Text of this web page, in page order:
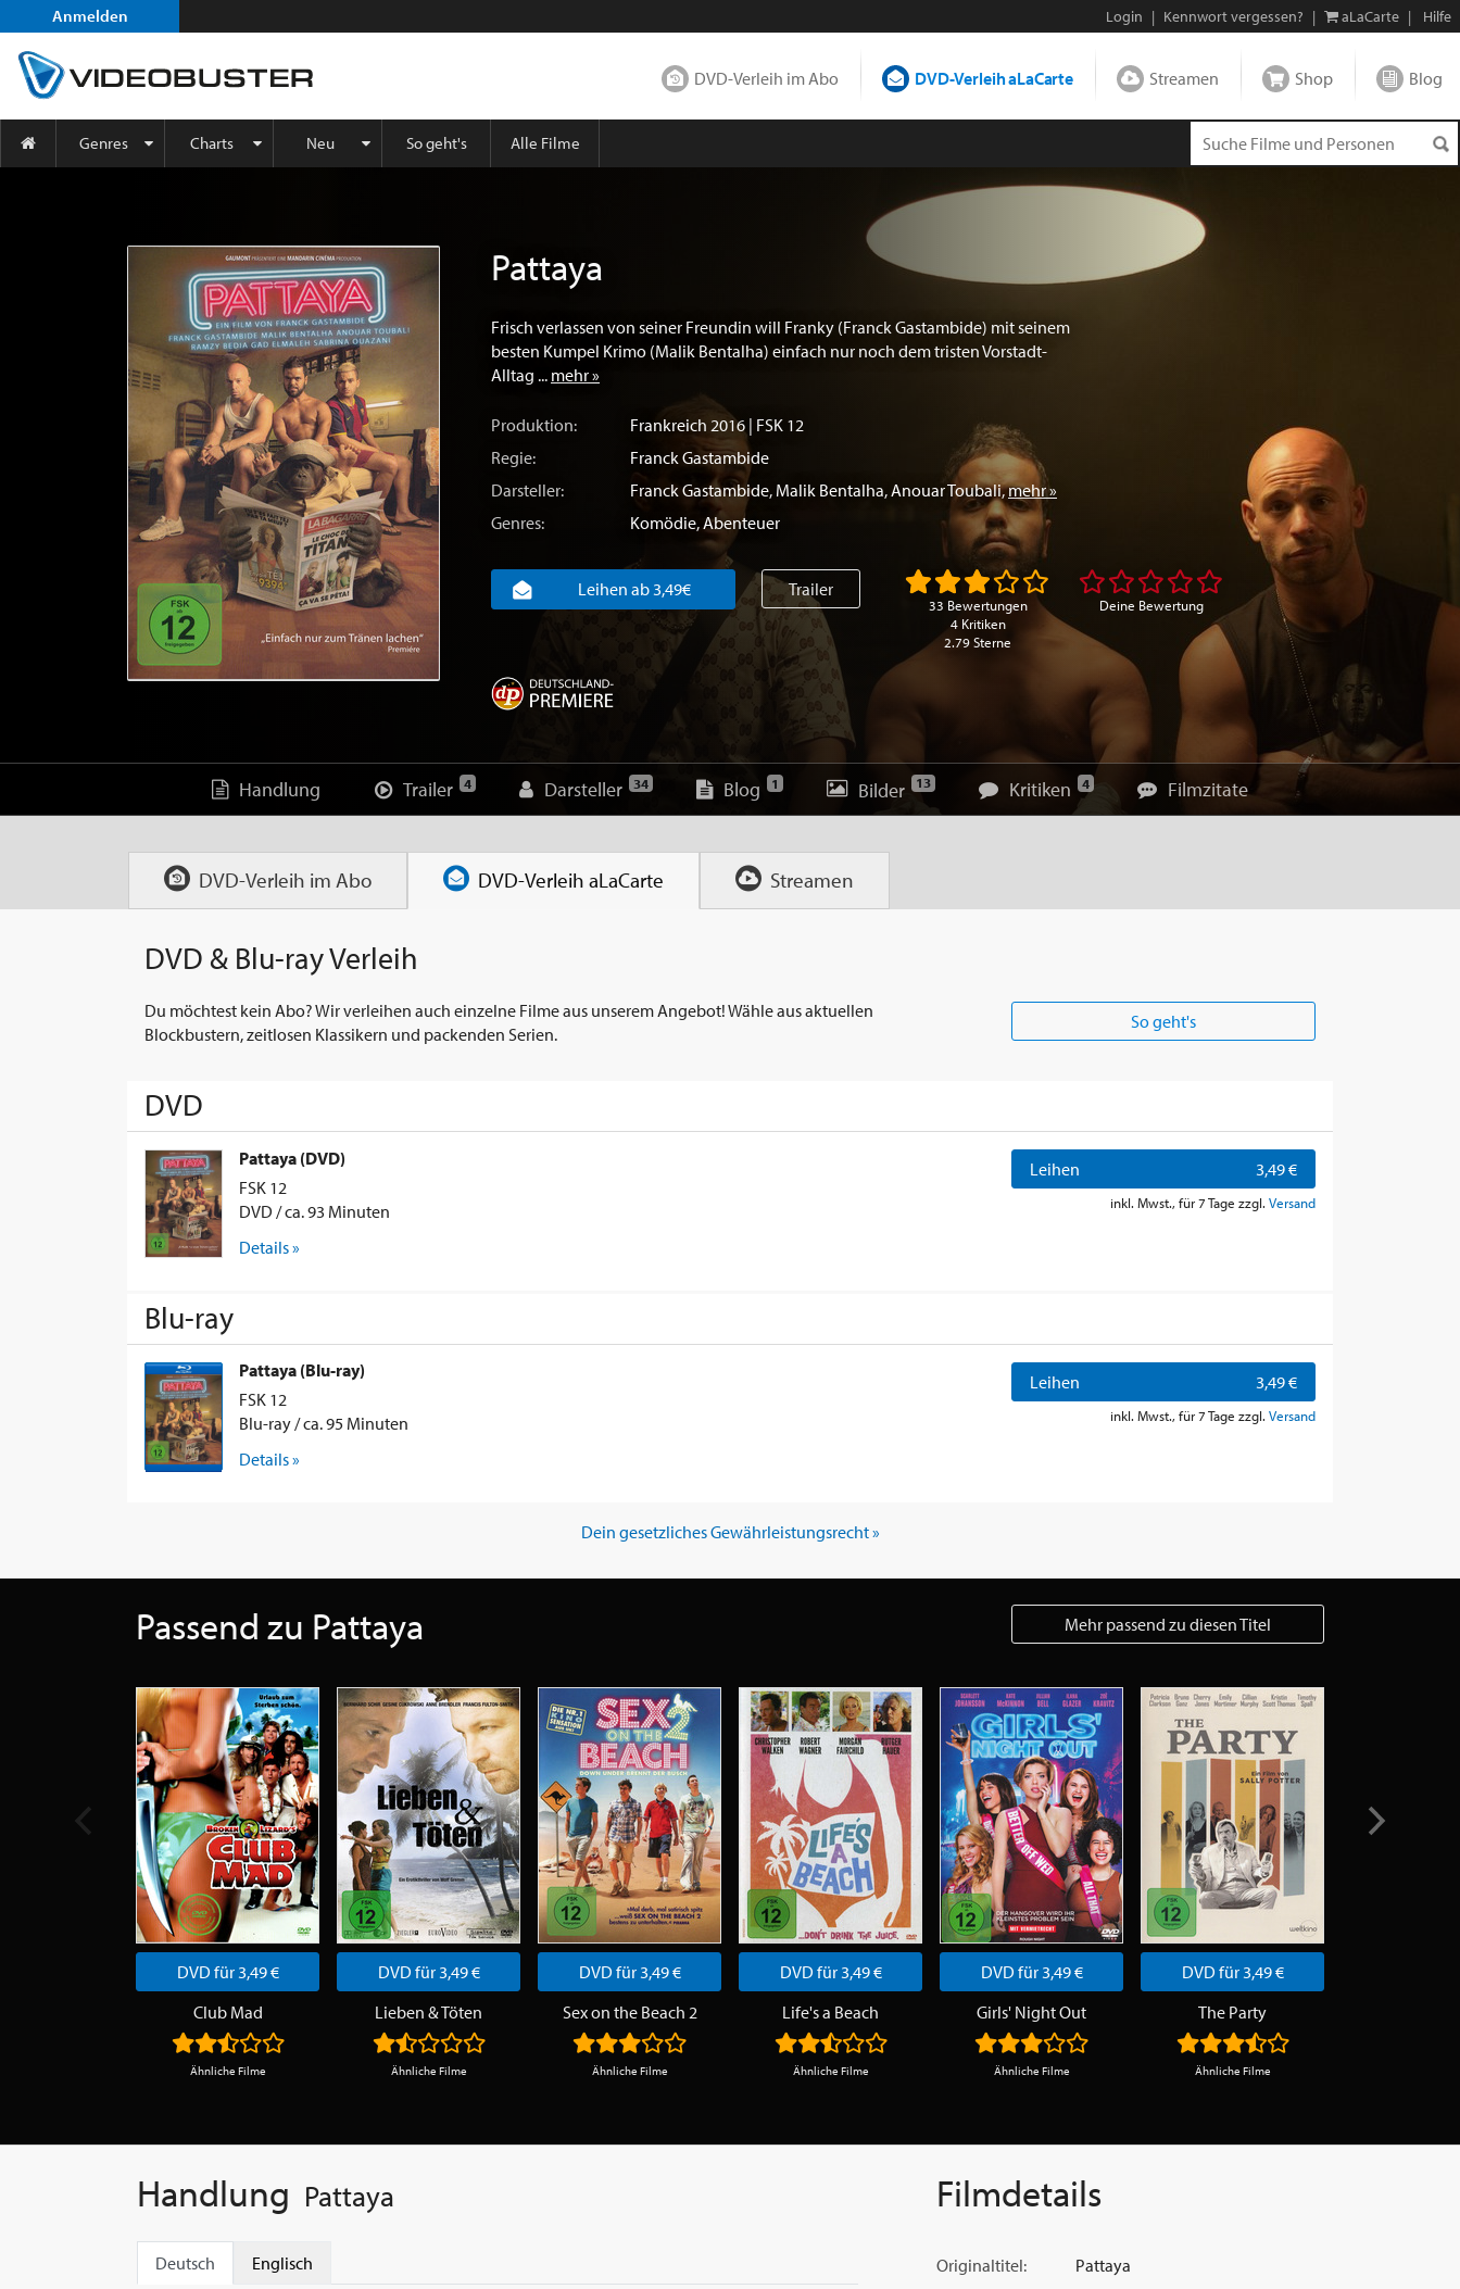
Anmelden Login | Kennwort vergessen? | aLaCarte | Hilfe
DVD-Verleih im Abo DVD-Verleih aLaCarte Streamen Shop Blog
Genres Charts Neu So geht's Alle Filme
Pattaya
Frisch verlassen von seiner Freundin will Franky (Franck Gastambide) mit seinem
besten Kumpel Krimo (Malik Bentalha) einfach nur noch dem tristen Vorstadt-
Alltag ... mehr »
Produktion: Frankreich 2016 | FSK 12
Regie:
Franck Gastambide
Darsteller:
Franck Gastambide, Malik Bentalha,Anouar Toubali,mehr »
Genres:
Komödie,Abenteuer
Leihen ab 3,49€ Trailer
33 Bewertungen
4 Kritiken
2.79 Sterne
Deine Bewertung
Handlung Trailer 4 Darsteller 34 Blog 1 Bilder 13 Kritiken 4 Filmzitate
DVD-Verleih im Abo DVD-Verleih aLaCarte Streamen
DVD & Blu-ray Verleih
Du möchtest kein Abo? Wir verleihen auch einzelne Filme aus unserem Angebot! Wähle aus aktuellen
Blockbustern, zeitlosen Klassikern und packenden Serien.
So geht's
DVD
Pattaya (DVD)
FSK 12
DVD / ca. 93 Minuten
Details »
Leihen 3,49 €
inkl. Mwst., für 7 Tage zzgl. Versand
Blu-ray
Pattaya (Blu-ray)
FSK 12
Blu-ray / ca. 95 Minuten
Details »
Leihen 3,49 €
inkl. Mwst., für 7 Tage zzgl. Versand
Dein gesetzliches Gewährleistungsrecht »
Passend zu Pattaya Mehr passend zu diesen Titel
DVD für 3,49 €
Club Mad
Ähnliche Filme
DVD für 3,49 €
Lieben & Töten
Ähnliche Filme
DVD für 3,49 €
Sex on the Beach 2
Ähnliche Filme
DVD für 3,49 €
Life's a Beach
Ähnliche Filme
DVD für 3,49 €
Girls' Night Out
Ähnliche Filme
DVD für 3,49 €
The Party
Ähnliche Filme
Handlung Pattaya
Deutsch Englisch
Filmdetails
Originaltitel:
Pattaya